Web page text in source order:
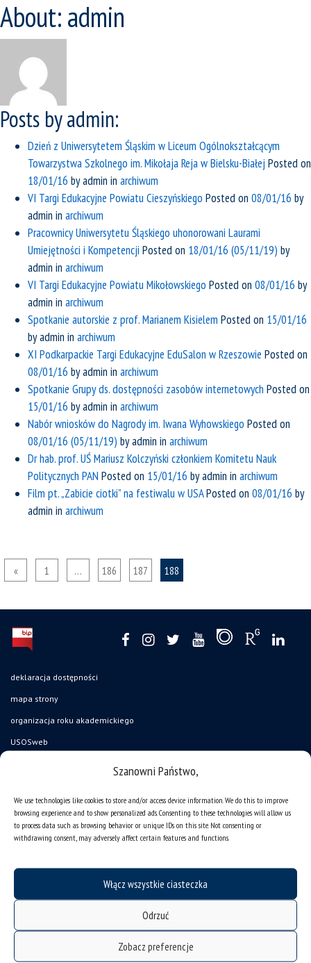
Szanowni Państwo,
We use technologies like cookies to store and/or access device information. We do this to improve
browsing experience and to show personalized ads. Consenting to these technologies will allow us
to process data such as browsing behavior or unique IDs on this site. Not consenting or
withdrawing consent, may adversely affect certain features and functions.
Włącz wszystkie ciasteczka
Odrzuć
Zobacz preferencje
About: admin
Posts by admin:
Dzień z Uniwersytetem Śląskim w Liceum Ogólnokształcącym
Towarzystwa Szkolnego im. Mikołaja Reja w Bielsku-Białej Posted on
18/01/16 byadmin in archiwum
VI Targi Edukacyjne Powiatu Cieszyńskiego Posted on 08/01/16 by
admin in archiwum
Pracownicy Uniwersytetu Śląskiego uhonorowani Laurami
Umiejętności i Kompetencji Posted on 18/01/16 (05/11/19) by
admin in archiwum
VI Targi Edukacyjne Powiatu Mikołowskiego Posted on 08/01/16 by
admin in archiwum
Spotkanie autorskie z prof. Marianem Kisielem Posted on 15/01/16
byadmin in archiwum
XI Podkarpackie Targi Edukacyjne EduSalon w Rzeszowie Posted on
08/01/16 byadmin in archiwum
Spotkanie Grupy ds. dostępności zasobów internetowych Posted on
15/01/16 byadmin in archiwum
Nabór wniosków do Nagrody im. Iwana Wyhowskiego Posted on
08/01/16 (05/11/19) byadmin in archiwum
Dr hab. prof. UŚ Mariusz Kolczyński członkiem Komitetu Nauk
Politycznych PAN Posted on 15/01/16 byadmin in archiwum
Film pt. „Zabicie ciotki” na festiwalu w USAPosted on 08/01/16 by
admin in archiwum
« 1 … 186 187 188
deklaracja dostępności
mapa strony
organizacja roku akademickiego
USOSweb
oferty pracy
jak pracujemy?
akademiki
Wirtualny UŚ
bezpieczeństwo w uczelni
obronność i bezpieczeństwo